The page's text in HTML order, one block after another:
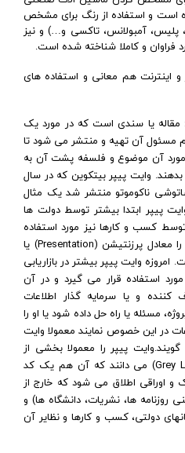
است و استفاده از رنگ برای مشخص
آمبولانس، تاکسی و…) و نیز
فراوان و کاملا شناخته شده است.
اینترنت هم معانی و استفاده های
مقاله یا سندی است که در مورد یک
مسئول آن تهیه و منتشر می شود تا
مورد آن موضوع و فلسفه پشت آن به
بدهند. وایت پیپر بیتکوین که در سال
ساتوشی ناکوموتو منتشر شد یک مثال
پیپر ابتدا بیشتر توسط دولت ها
کسب و کارها نیز مورد استفاده
می توان آن را معادل پرزنتیشن (Presentation) یا
وایت پیپر بیشتر در بازاریابی
مورد استفاده قرار می گیرد و در آن
و یا سرمایه گذار اطلاعات
مسئله یا راه حل داده شود یا او را
در این خصوص نمایند معمولا وایت
وایت پیپر را معمولا بخشی از
ادبیات خاکستری (Grey Litrature) می دانند که آن هم یک کد
و اوراقی اطلاق می شود که خارج از
روزنامه ها، نشریات، دانشگاه ها) و
دولتی، کسب و کارها و نظایر آن